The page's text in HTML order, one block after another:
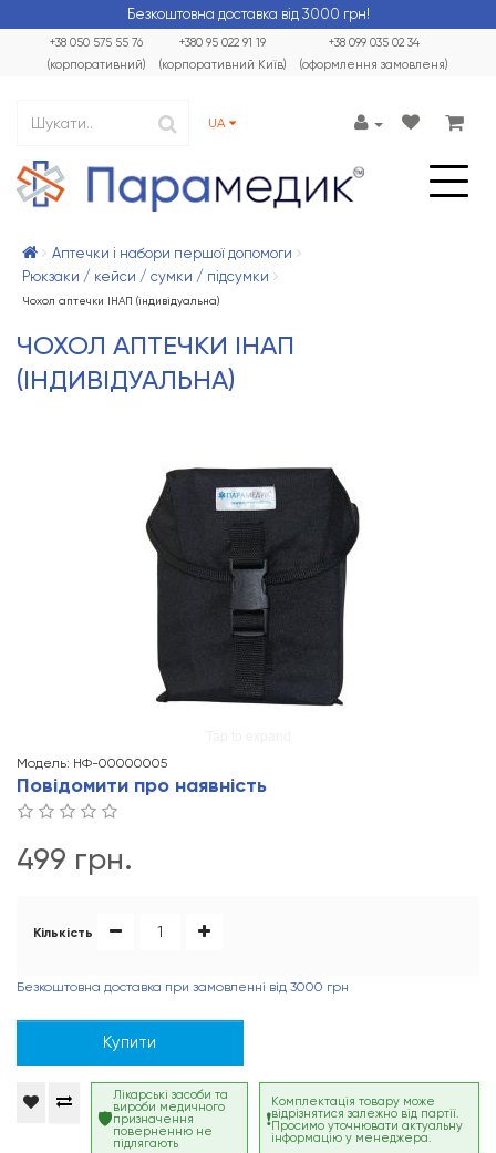
Безкоштовна доставка від 3000 грн!
+38 099 035 02 34
(оформлення замовленя)
+38 050 575 55 76
(корпоративний)
+380 95 022 91 19
(корпоративний Київ)
UA
Аптечки і набори першої допомоги
Рюкзаки / кейси / сумки / підсумки
Чохол аптечки ІНАП (індивідуальна)
ЧОХОЛ АПТЕЧКИ ІНАП
(ІНДИВІДУАЛЬНА)
Модель: НФ-00000005
Повідомити про наявність
499 грн.
Кількість
Безкоштовна доставка при замовленні від 3000 грн
Купити
Лікарські засоби та
вироби медичного
призначення
поверненню не
підлягають
Комплектація товару може
відрізнятися залежно від партії.
Просимо уточнювати актуальну
інформацію у менеджера.